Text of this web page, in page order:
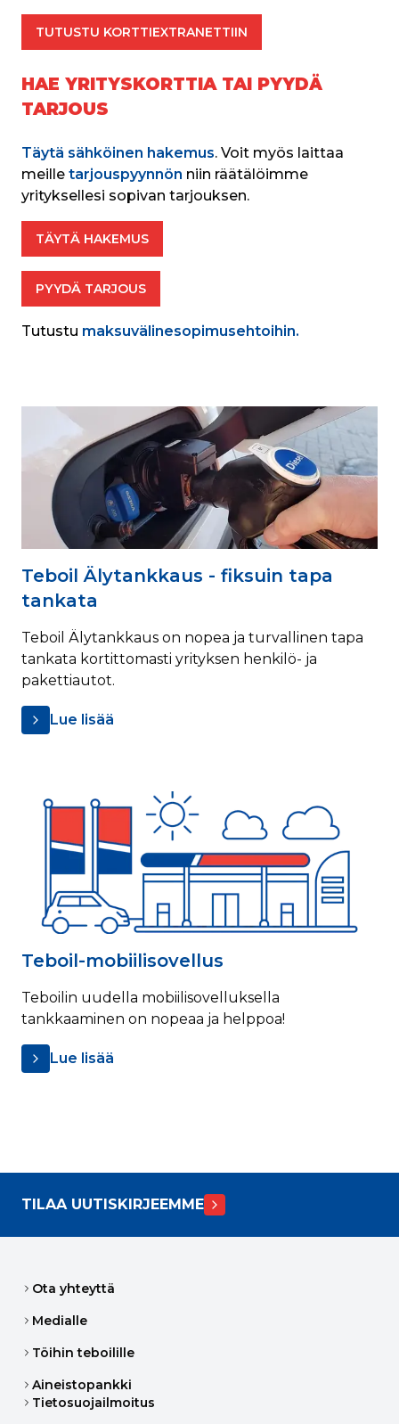
TUTUSTU KORTTIEXTRANETTIIN
HAE YRITYSKORTTIA TAI PYYDÄ
TARJOUS
Täytä sähköinen hakemus. Voit myös laittaa
meille tarjouspyynnön niin räätälöimme
yrityksellesi sopivan tarjouksen.
TÄYTÄ HAKEMUS
PYYDÄ TARJOUS
Tutustu maksuvälinesopimusehtoihin.
Teboil Älytankkaus - fiksuin tapa
tankata
Teboil Älytankkaus on nopea ja turvallinen tapa
tankata kortittomasti yrityksen henkilö- ja
pakettiautot.
Lue lisää
Teboil-mobiilisovellus
Teboilin uudella mobiilisovelluksella
tankkaaminen on nopeaa ja helppoa!
Lue lisää
TILAA UUTISKIRJEEMME
Ota yhteyttä
Medialle
Töihin teboilille
Aineistopankki
Tietosuojailmoitus